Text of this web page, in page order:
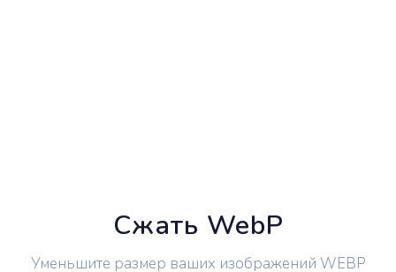
Сжать WebP
Уменьшите размер ваших изображений WEBP